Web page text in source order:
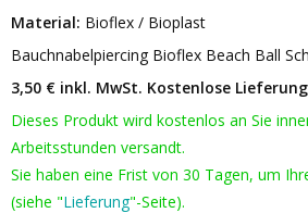
Material: Bioflex / Bioplast
Bauchnabelpiercing Bioflex Beach Ball
3,50 € inkl. MwSt. Kostenlose Lieferung
Dieses Produkt wird kostenlos an Sie
Arbeitsstunden versandt.
Sie haben eine Frist von 30 Tagen, um
(siehe "Lieferung"-Seite).